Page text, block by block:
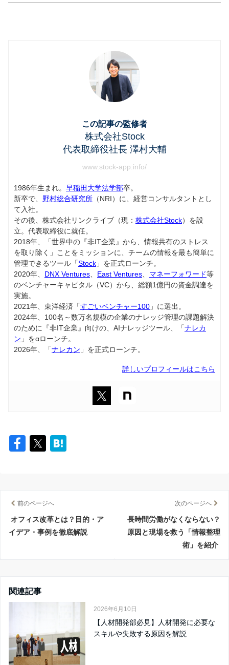
この記事の監修者
株式会社Stock
代表取締役社長 澤村大輔
www.stock-app.info/
1986年生まれ。 早稲田大学法学部卒。
新卒で、 野村総合研究所 （NRI）に、経営コンサルタントとし
て入社。
その後、株式会社リンクライブ（現： 株式会社Stock）を設
立。代表取締役に就任。
2018年、「世界中の『非IT企業』から、情報共有のストレス
を取り除く」ことをミッションに、チームの情報を最も簡単に
管理できるツール「Stock 」を正式ローンチ。
2020年、 DNX Ventures East Ventures マネーフォワード等
のベンチャーキャピタル（VC）から、総額1億円の資金調達を
実施。
2021年、東洋経済「すごいベンチャー100 」に選出。
2024年、100名～数万名規模の企業のナレッジ管理の課題解決
のために『非IT企業』向けの、AIナレッジツール、「ナレカ
ン 」をαローンチ。
2026年、「ナレカン 」を正式ローンチ。
詳しいプロフィールはこちら
前のページへ
オフィス改革とは？目的・ア
イデア・事例を徹底解説
次のページへ
長時間労働がなくならない？
原因と現場を救う「情報整理
術」を紹介
関連記事
2026年6月10日
【人材開発部必見】人材開発に必要な
スキルや失敗する原因を解説